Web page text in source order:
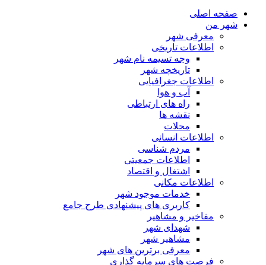
صفحه اصلی
شهر من
معرفی شهر
اطلاعات تاریخی
وجه تسیمه نام شهر
تاریخچه شهر
اطلاعات جغرافیایی
آب و هوا
راه های ارتباطی
نقشه ها
محلات
اطلاعات انسانی
مردم شناسی
اطلاعات جمعیتی
اشتغال و اقتصاد
اطلاعات مکانی
خدمات موجود شهر
کاربری های پیشنهادی طرح جامع
مفاخیر و مشاهیر
شهدای شهر
مشاهیر شهر
معرفی برترین های شهر
فرصت های سرمایه گذاری